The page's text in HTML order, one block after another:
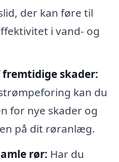
der kan føre til
i vand- og
fremtidige skader:
kan du
for nye skader og
på dit røranlæg.
rør: Har du